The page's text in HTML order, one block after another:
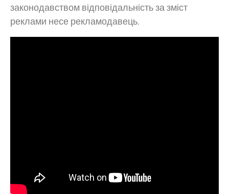
законодавством відповідальність за зміст
реклами несе рекламодавець.